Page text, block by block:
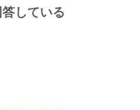
している